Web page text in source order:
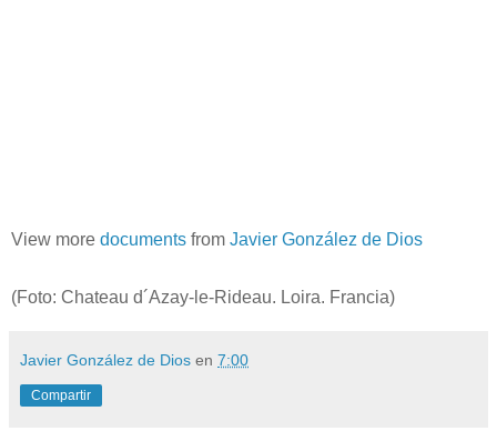
View more documents from Javier González de Dios
(Foto: Chateau d´Azay-le-Rideau. Loira. Francia)
Javier González de Dios en 7:00
Compartir